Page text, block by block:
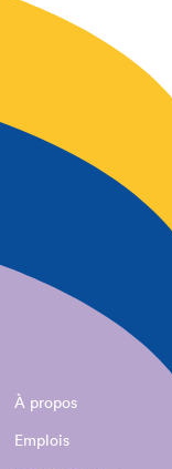
À propos
Emplois